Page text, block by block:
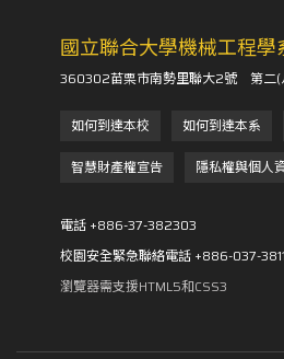
國立聯合大學機械工程學
360302苗栗市南勢里聯大2號 第二(
如何到達本校 如何到達本系
智慧財產權宣告
隱私權與個人
電話 +886-37-382303
校園安全緊急聯絡電話 +886-037-
瀏覽器需支援HTML5和CSS3